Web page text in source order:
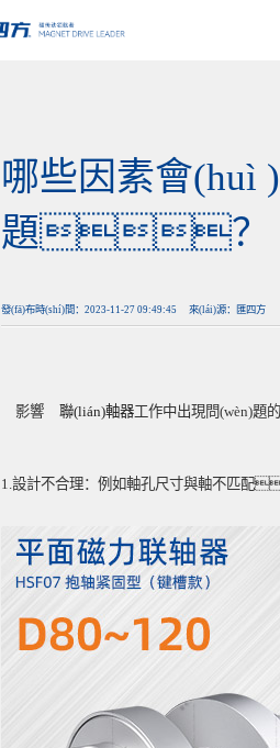
哪些因素會(huì
題？
發(fā)布時(shí)間：2023-11-27 09:49:45 來(lái)源：匯四方
影響 聯(lián)軸器工作中出現問(wèn)
1.設計不合理：例如軸孔尺寸與軸不匹配